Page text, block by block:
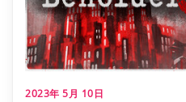
2023年 5月 10日